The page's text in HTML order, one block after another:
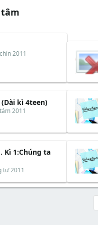
2011
kì 4teen)
2011
Kì 1:Chúng ta
tư 2011